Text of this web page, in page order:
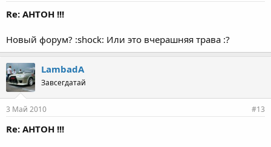
Re: АНТОН !!!
Новый форум? :shock: Или это вчерашняя трава :?
LambadA
Завсегдатай
3 Май 2010 #13
Re: АНТОН !!!